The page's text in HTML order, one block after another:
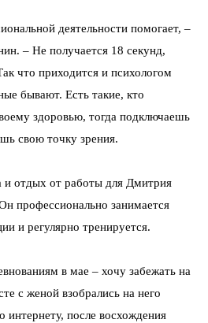
деятельности помогает, –
– Не получается 18 секунд,
что приходится и психологом
бывают. Есть такие, кто
здоровью, тогда подключаешь
свою точку зрения.
и отдых от работы для Дмитрия
профессионально занимается
и регулярно тренируется.
в мае – хочу забежать на
с женой взобрались на него
интернету, после восхождения